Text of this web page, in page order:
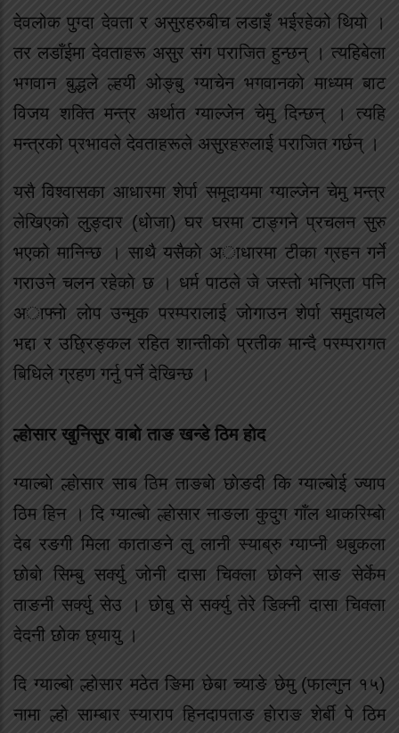
देवलोक पुग्दा देवता र असुरहरुबीच लडाइँ भईरहेको थियो ।
तर लडाँईमा देवताहरू असुर संग पराजित हुन्छन् । त्यहिबेला
भगवान बुद्धले ल्हयी ओङ्बु ग्याचेन भगवानकाे माध्यम बाट
विजय शक्ति मन्त्र अर्थात ग्याल्जेन चेमु दिन्छन् । त्यहि
मन्त्रको प्रभावले देवताहरूले असुरहरुलाई पराजित गर्छन् ।
यसै विश्वासका आधारमा शेर्पा समूदायमा ग्याल्जेन चेमु मन्त्र
लेखिएको लुङ्दार (धाेजा) घर घरमा टाङ्गने प्रचलन सुरु
भएको मानिन्छ । साथै यसैकाे अाधारमा टीका ग्रहन गर्ने
गराउने चलन रहेकाे छ । धर्म पाठले जे जस्ताे भनिएता पनि
अाफ्नाे लाेप उन्मुक परम्परालाई जाेगाउन शेर्पा समुदायले
भद्दा र उछ्रिङ्कल रहित शान्तीकाे प्रतीक मान्दै परम्परागत
बिधिले ग्रहण गर्नु पर्ने देखिन्छ ।
ल्हाेसार खुनिसुर वाबाे ताङ खन्डे ठिम हाेद
ग्याल्बाे ल्हाेसार साब ठिम ताङबाे छाेङदी कि ग्याल्बाेई ज्याप
ठिम हिन । दि ग्याल्बाे ल्हाेसार नाङला कुदुग गाँल थाकरिम्बाे
देब रङगी मिला काताङने लु लानी स्याब्रु ग्याप्नी थबुकला
छाेबाे सिम्बु सर्क्यु जाेनी दासा चिक्ला छाेक्ने साङ सेर्केम
ताङनी सर्क्यु सेउ । छाेबु से सर्क्यु तेरे डिक्नी दासा चिक्ला
देदनी छाेक छ्यायु ।
दि ग्याल्बाे ल्हाेसार मठेत ङिमा छेबा च्याङे छेमु (फाल्गुन १५)
नामा ल्हाे साम्बार स्याराप हिनदापताङ हाेराङ शेर्बी पे ठिम